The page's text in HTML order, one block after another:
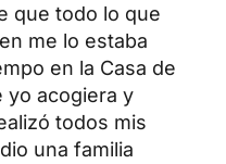
que todo lo que
me lo estaba
en la Casa de
yo acogiera y
todos mis
una familia